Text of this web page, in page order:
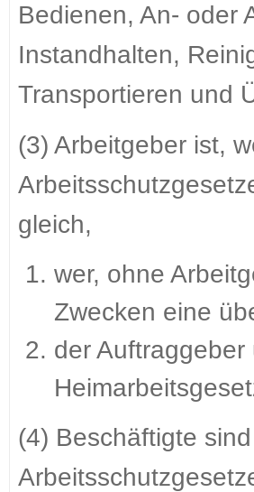
Bedienen, An- oder
Instandhalten,
Transportieren und
(3) Arbeitgeber ist,
gleich,
wer, ohne
Zwecken eine
der
(4) Beschäftigte